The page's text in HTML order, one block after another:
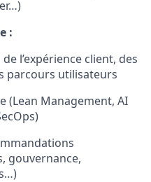
:
l’expérience client, des
parcours utilisateurs
(Lean Management, AI
gouvernance,